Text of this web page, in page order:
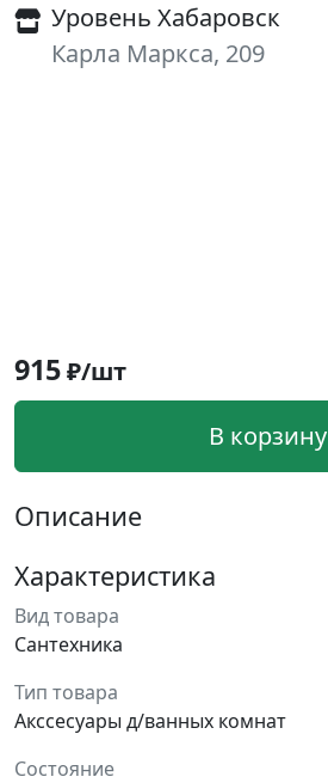
Уровень Хабаровск
Карла Маркса, 209
915₽/шт
В корзину
Описание
Характеристика
Вид товара
Сантехника
Тип товара
Акссесуары д/ванных комнат
Состояние